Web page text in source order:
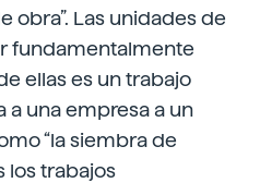
obra”. Las unidades de
fundamentalmente
ellas es un trabajo
a una empresa a un
“la siembra de
los trabajos